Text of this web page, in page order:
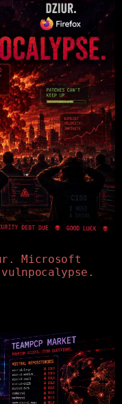
Microsoft